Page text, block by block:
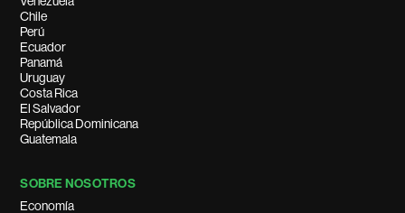
Chile
Perú
Ecuador
Panamá
Uruguay
Costa Rica
El Salvador
República Dominicana
Guatemala
SOBRE NOSOTROS
Economía